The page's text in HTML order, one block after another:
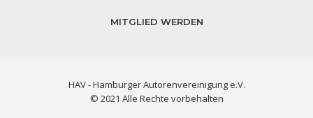
MITGLIED WERDEN
HAV - Hamburger Autorenvereinigung e.V.
© 2021 Alle Rechte vorbehalten